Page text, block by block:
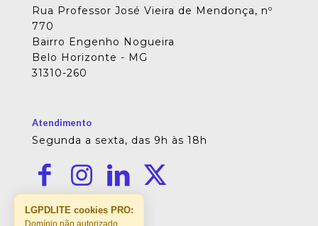
Rua Professor José Vieira de Mendonça, nº
770
Bairro Engenho Nogueira
Belo Horizonte - MG
31310-260
Atendimento
Segunda a sexta, das 9h às 18h
LGPDLITE cookies PRO:
Domínio não autorizado.